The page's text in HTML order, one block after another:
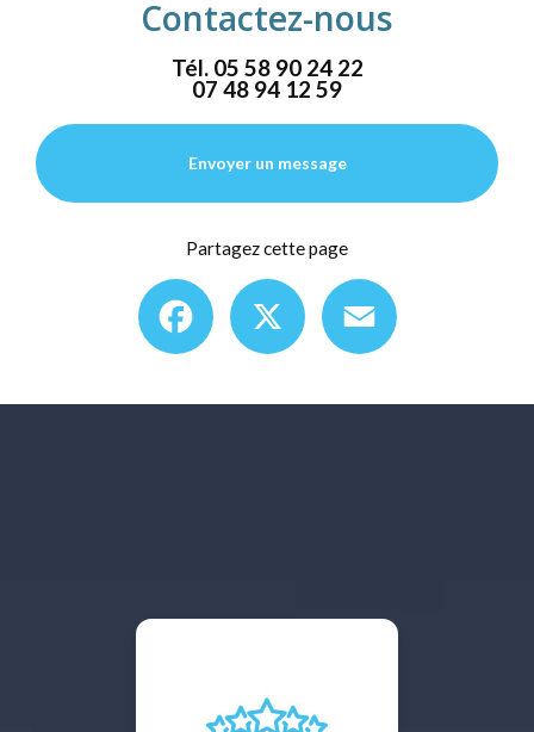
Contactez-nous
Tél. 05 58 90 24 22
07 48 94 12 59
Envoyer un message
Partagez cette page
Facebook